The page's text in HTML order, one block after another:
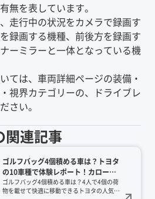
無を表しています。
走行中の状況をカメラで録画す
録画する機種、前後方を録画す
ーミラーと一体となっている機
ては、車両詳細ページの装備・
視界カテゴリーの、ドライブレ
さい。
関連記事
ゴルフバッグ4個積める車は？トヨタ
の10車種で体験レポート！カローラ
クロス、ライズ、ハリアー、ランク
ルなどの人気SUVやミニバン、ルー
ゴルフバッグ4個積める車は？4人で4個の荷
物を載せて快適に移動できるトヨタの人気10